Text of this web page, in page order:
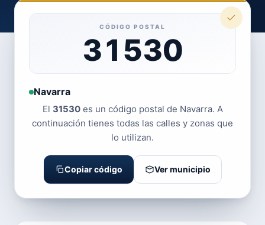
CÓDIGO POSTAL
31530
Navarra
El 31530es un código postal de Navarra. A
continuación tienes todas las calles y zonas que
lo utilizan.
Copiar código Ver municipio